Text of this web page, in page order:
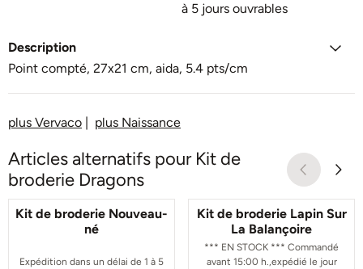
à 5 jours ouvrables
Description
Point compté, 27x21 cm, aida, 5.4 pts/cm
plus Vervaco plus Naissance
Articles alternatifs pour Kit de
broderie Dragons
Kit de broderie Nouveau-
né
Expédition dans un délai de 1 à 5
Kit de broderie Lapin Sur
La Balançoire
*** EN STOCK *** Commandé
avant 15:00 h.,expédié le jour